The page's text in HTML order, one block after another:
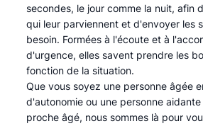
secondes, le jour comme la nuit, afin
qui leur parviennent et d'envoyer les
besoin. Formées à l'écoute et à
d'urgence, elles savent prendre les
fonction de la situation.
Que vous soyez une personne âgée
d'autonomie ou une personne
proche âgé, nous sommes là pour